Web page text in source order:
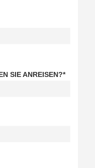
SIE ANREISEN?*